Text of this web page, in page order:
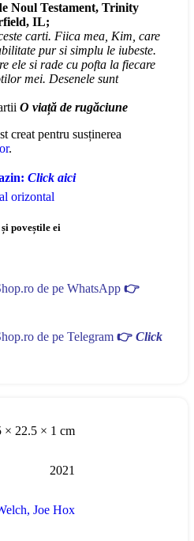
Noul Testament, Trinity
IL;
carti. Fiica mea, Kim, care
pur si simplu le iubeste.
ele si rade cu pofta la fiecare
mei. Desenele sunt
O viață de rugăciune
creat pentru susținerea
.
Click aici
poveștile ei
de pe WhatsApp 👉
de pe Telegram 👉 Click
× 22.5 × 1 cm
2021
, Joe Hox